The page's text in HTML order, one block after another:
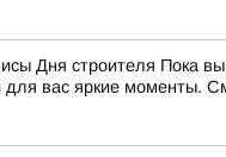
Дня строителя Пока
вас яркие моменты.